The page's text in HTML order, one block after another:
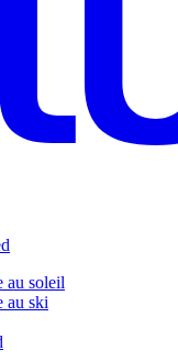
au soleil
au ski